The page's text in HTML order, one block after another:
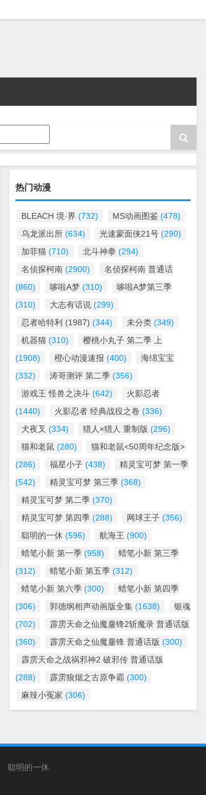
热门动漫
BLEACH 境·界 (732) MS动画图鉴 (478)
乌龙派出所 (634) 光速蒙面侠21号 (290)
加菲猫 (710) 北斗神拳 (294)
名侦探柯南 (2900)
名侦探柯南 普通话
(860)
哆啦A梦 (310)
哆啦A梦第三季
(310)
大志有话说 (299)
忍者哈特利 (1987) (344) 未分类 (349)
机器猫 (310)
樱桃小丸子 第二季 上
(1908)
橙心动漫速报 (400)
海绵宝宝
(332)
涛哥测评 第二季 (356)
游戏王 怪兽之决斗 (642)
火影忍者
(1440)
火影忍者 经典战役之卷 (336)
犬夜叉 (334) 猎人×猎人 重制版 (296)
猫和老鼠 (280)
猫和老鼠<50周年纪念版>
(286)
福星小子 (438)
精灵宝可梦 第一季
(542)
精灵宝可梦 第三季 (368)
精灵宝可梦 第二季 (370)
精灵宝可梦 第四季 (288) 网球王子 (356)
聪明的一休 (596) 航海王 (900)
蜡笔小新 第一季 (958)
蜡笔小新 第三季
(312)
蜡笔小新 第五季 (312)
蜡笔小新 第六季 (300)
蜡笔小新 第四季
(306)
郭德纲相声动画版全集 (1638)
银魂
(702)
霹雳天命之仙魔鏖锋2斩魔录 普通话版
(360)
霹雳天命之仙魔鏖锋 普通话版 (300)
霹雳天命之战祸邪神2 破邪传 普通话版
(288)
霹雳狼烟之古原争霸 (300)
麻辣小冤家 (306)
聪明的一休